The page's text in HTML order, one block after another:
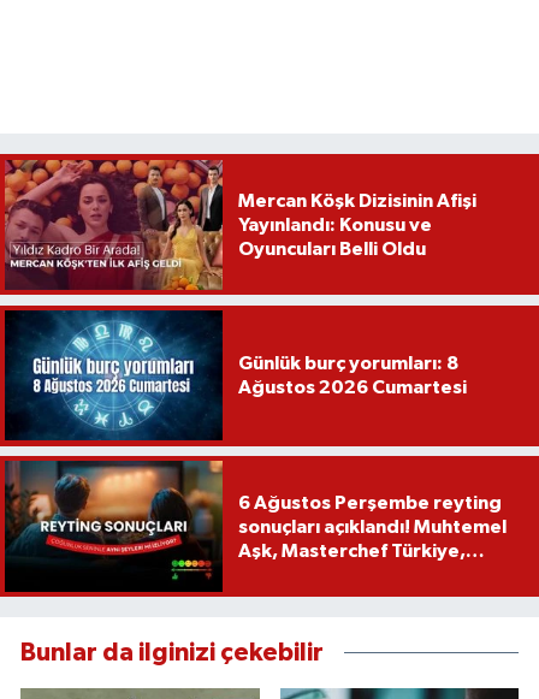
Mercan Köşk Dizisinin Afişi
Yayınlandı: Konusu ve
Oyuncuları Belli Oldu
Günlük burç yorumları: 8
Ağustos 2026 Cumartesi
6 Ağustos Perşembe reyting
sonuçları açıklandı! Muhtemel
Aşk, Masterchef Türkiye,
Bunlar da ilginizi çekebilir